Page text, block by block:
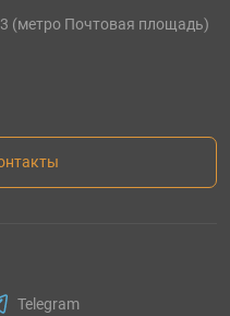
(метро Почтовая площадь)
Telegram